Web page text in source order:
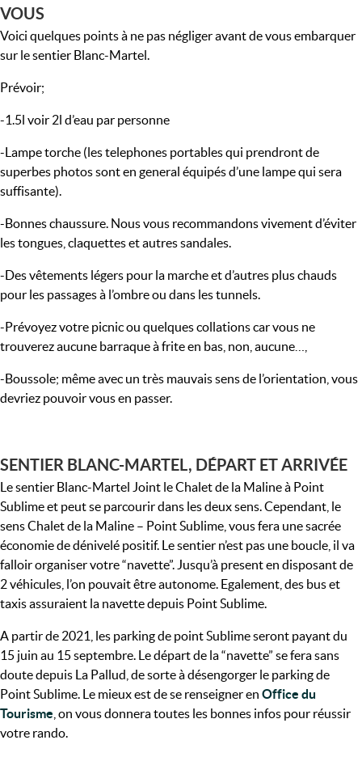
VOUS
Voici quelques points à ne pas négliger avant de vous embarquer
sur le sentier Blanc-Martel.
Prévoir;
-1.5l voir 2l d’eau par personne
-Lampe torche (les telephones portables qui prendront de
superbes photos sont en general équipés d’une lampe qui sera
suffisante).
-Bonnes chaussure. Nous vous recommandons vivement d’éviter
les tongues, claquettes et autres sandales.
-Des vêtements légers pour la marche et d’autres plus chauds
pour les passages à l’ombre ou dans les tunnels.
-Prévoyez votre picnic ou quelques collations car vous ne
trouverez aucune barraque à frite en bas, non, aucune…,
-Boussole; même avec un très mauvais sens de l’orientation, vous
devriez pouvoir vous en passer.
SENTIER BLANC-MARTEL, DÉPART ET ARRIVÉE
Le sentier Blanc-Martel Joint le Chalet de la Maline à Point
Sublime et peut se parcourir dans les deux sens. Cependant, le
sens Chalet de la Maline – Point Sublime, vous fera une sacrée
économie de dénivelé positif. Le sentier n’est pas une boucle, il va
falloir organiser votre “navette”. Jusqu’à present en disposant de
2 véhicules, l’on pouvait être autonome. Egalement, des bus et
taxis assuraient la navette depuis Point Sublime.
A partir de 2021, les parking de point Sublime seront payant du
15 juin au 15 septembre. Le départ de la “navette” se fera sans
doute depuis La Pallud, de sorte à désengorger le parking de
Point Sublime. Le mieux est de se renseigner en Office du
Tourisme , on vous donnera toutes les bonnes infos pour réussir
votre rando.